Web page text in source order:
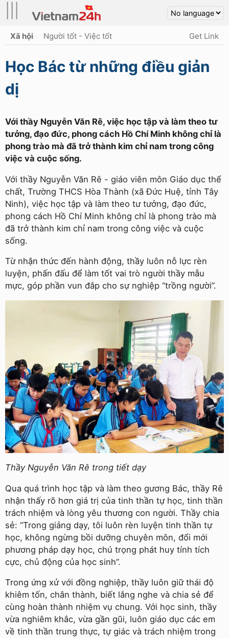
Xã hội Người tốt - Việc tốt Get Link
Học Bác từ những điều giản
dị
Với thầy Nguyễn Văn Rê, việc học tập và làm theo tư
tưởng, đạo đức, phong cách Hồ Chí Minh không chỉ là
phong trào mà đã trở thành kim chỉ nam trong công
việc và cuộc sống.
Với thầy Nguyễn Văn Rê - giáo viên môn Giáo dục thể
chất, Trường THCS Hòa Thành (xã Đức Huệ, tỉnh Tây
Ninh), việc học tập và làm theo tư tưởng, đạo đức,
phong cách Hồ Chí Minh không chỉ là phong trào mà
đã trở thành kim chỉ nam trong công việc và cuộc
sống.
Từ nhận thức đến hành động, thầy luôn nỗ lực rèn
luyện, phấn đấu để làm tốt vai trò người thầy mẫu
mực, góp phần vun đắp cho sự nghiệp “trồng người”.
Thầy Nguyễn Văn Rê trong tiết dạy
Qua quá trình học tập và làm theo gương Bác, thầy Rê
nhận thấy rõ hơn giá trị của tinh thần tự học, tinh thần
trách nhiệm và lòng yêu thương con người. Thầy chia
sẻ: “Trong giảng dạy, tôi luôn rèn luyện tinh thần tự
học, không ngừng bồi dưỡng chuyên môn, đổi mới
phương pháp dạy học, chú trọng phát huy tính tích
cực, chủ động của học sinh”.
Trong ứng xử với đồng nghiệp, thầy luôn giữ thái độ
khiêm tốn, chân thành, biết lắng nghe và chia sẻ để
cùng hoàn thành nhiệm vụ chung. Với học sinh, thầy
vừa nghiêm khắc, vừa gần gũi, luôn giáo dục các em
về tinh thần trung thực, tự giác và trách nhiệm trong